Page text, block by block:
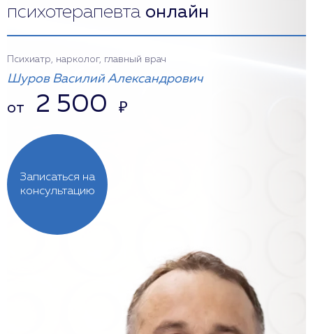
психотерапевта онлайн
Записаться на
консультацию
Психиатр, нарколог, главный врач
Шуров Василий Александрович
от 2 500 ₽